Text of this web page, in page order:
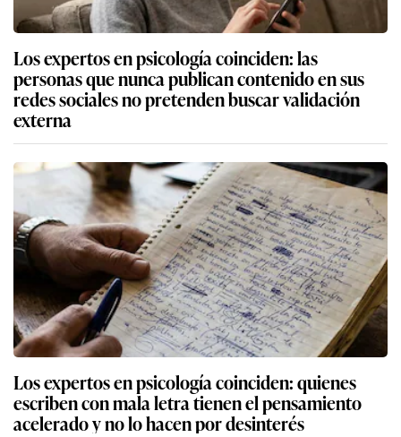
Los expertos en psicología coinciden: las
personas que nunca publican contenido en sus
redes sociales no pretenden buscar validación
externa
Los expertos en psicología coinciden: quienes
escriben con mala letra tienen el pensamiento
acelerado y no lo hacen por desinterés